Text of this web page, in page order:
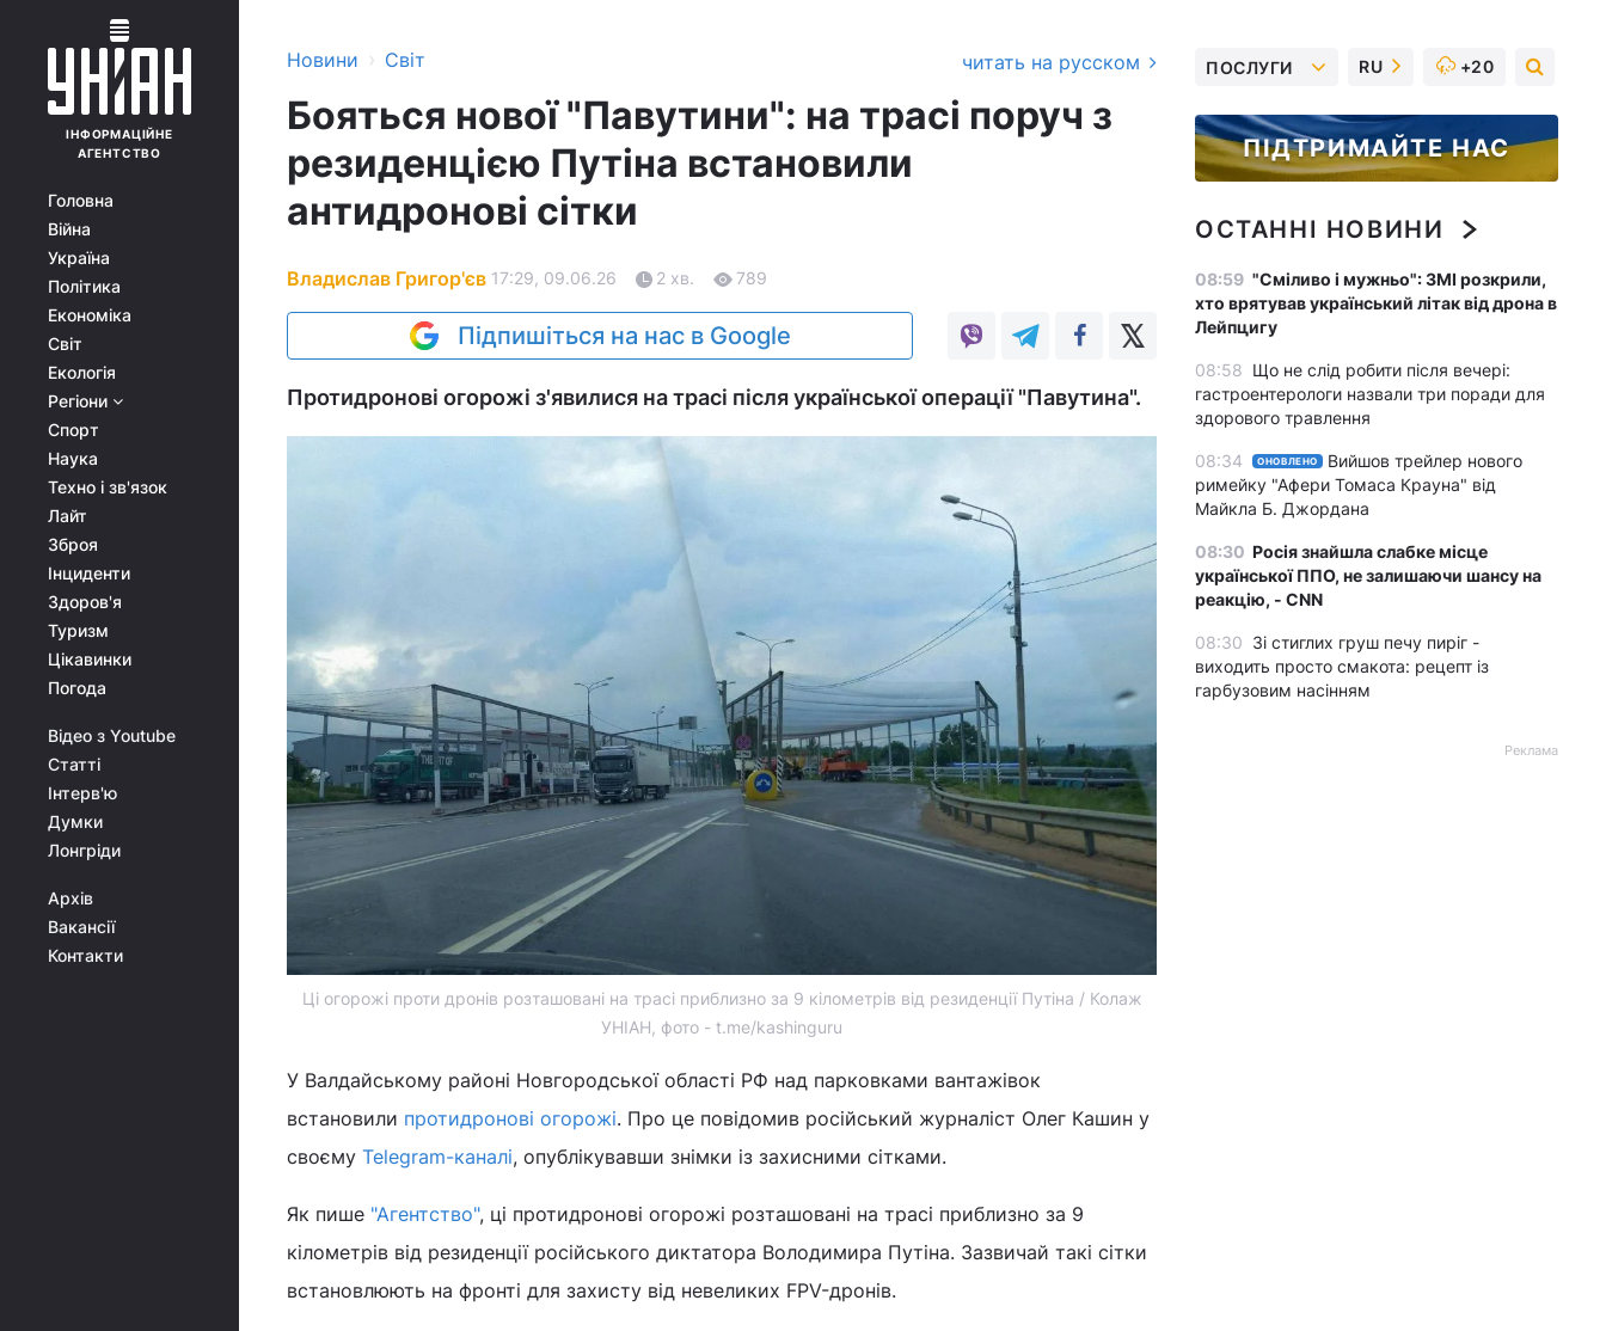
ІНФОРМАЦІЙНЕ
АГЕНТСТВО
Головна
Війна
Україна
Політика
Економіка
Світ
Екологія
Регіони
Спорт
Наука
Техно і зв'язок
Лайт
Зброя
Інциденти
Здоров'я
Туризм
Цікавинки
Погода
Відео з Youtube
Статті
Інтерв'ю
Думки
Лонгріди
Архів
Вакансії
Контакти
Новини › Світ читать на русском
Бояться нової "Павутини": на трасі поруч з
резиденцією Путіна встановили
антидронові сітки
Владислав Григор'єв 17:29, 09.06.26 2 хв. 789
Підпишіться на нас в Google
Протидронові огорожі з'явилися на трасі після української операції "Павутина".
Ці огорожі проти дронів розташовані на трасі приблизно за 9 кілометрів від резиденції Путіна / Колаж
УНІАН, фото - t.me/kashinguru
У Валдайському районі Новгородської області РФ над парковками вантажівок
встановили протидронові огорожі. Про це повідомив російський журналіст Олег Кашин у
своєму Telegram-каналі, опублікувавши знімки із захисними сітками.
Як пише "Агентство", ці протидронові огорожі розташовані на трасі приблизно за 9
кілометрів від резиденції російського диктатора Володимира Путіна. Зазвичай такі сітки
встановлюють на фронті для захисту від невеликих FPV-дронів.
ПОСЛУГИ RU +20
ПІДТРИМАЙТЕ НАС
ОСТАННІ НОВИНИ
08:59 "Сміливо і мужньо": ЗМІ розкрили,
хто врятував український літак від дрона в
Лейпцигу
08:58 Що не слід робити після вечері:
гастроентерологи назвали три поради для
здорового травлення
08:34 ОНОВЛЕНО
Вийшов трейлер нового
римейку "Афери Томаса Крауна" від
Майкла Б. Джордана
08:30 Росія знайшла слабке місце
української ППО, не залишаючи шансу на
реакцію, - CNN
08:30 Зі стиглих груш печу пиріг -
виходить просто смакота: рецепт із
гарбузовим насінням
Реклама